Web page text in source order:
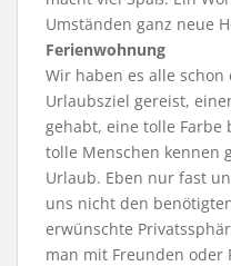
Umständen ganz neue
Ferienwohnung
Wir haben es alle
Urlaubsziel gereist,
gehabt, eine tolle Farbe
tolle Menschen kennen
Urlaub. Eben nur fast
uns nicht den
erwünschte
man mit Freunden oder